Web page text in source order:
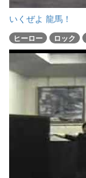
いくぜよ 龍馬！
ヒーロー ロック